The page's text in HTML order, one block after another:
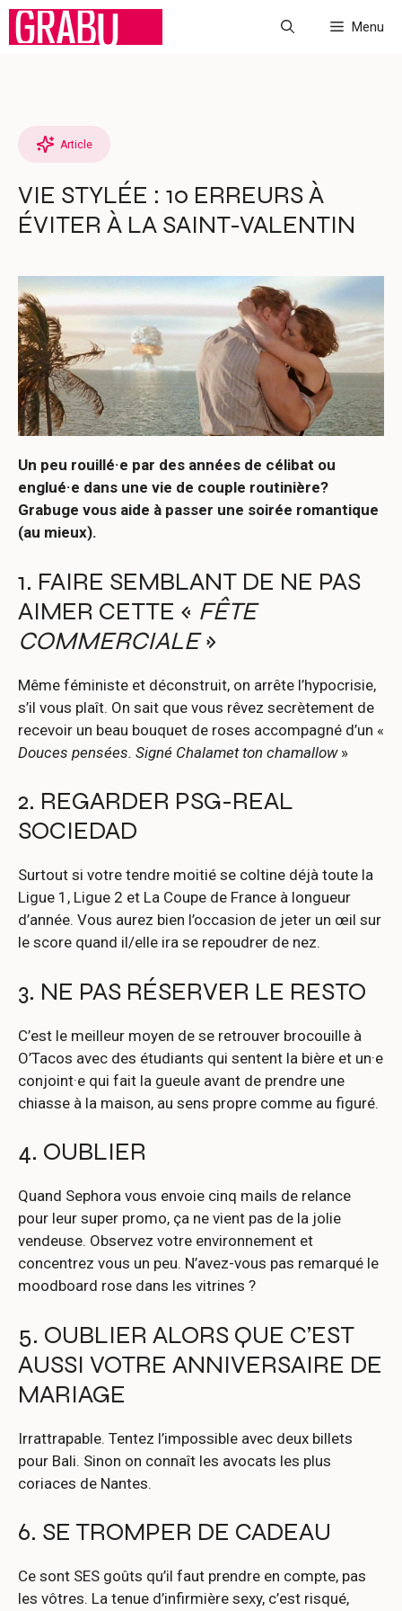
Aller
Menu
Article
VIE STYLÉE : 10 ERREURS À
ÉVITER À LA SAINT-VALENTIN
Un peu rouillé·e par des années de célibat ou
englué·e dans une vie de couple routinière?
Grabuge vous aide à passer une soirée romantique
(au mieux).
1. FAIRE SEMBLANT DE NE PAS
AIMER CETTE « FÊTE
COMMERCIALE»
Même féministe et déconstruit, on arrête l’hypocrisie,
s’il vous plaît. On sait que vous rêvez secrètement de
recevoir un beau bouquet de roses accompagné d’un «
Douces pensées. Signé Chalamet ton chamallow»
2. REGARDER PSG-REAL
SOCIEDAD
Surtout si votre tendre moitié se coltine déjà toute la
Ligue 1, Ligue 2 et La Coupe de France à longueur
d’année. Vous aurez bien l’occasion de jeter un œil sur
le score quand il/elle ira se repoudrer de nez.
3. NE PAS RÉSERVER LE RESTO
C’est le meilleur moyen de se retrouver brocouille à
O’Tacos avec des étudiants qui sentent la bière et un·e
conjoint·e qui fait la gueule avant de prendre une
chiasse à la maison, au sens propre comme au figuré.
4. OUBLIER
Quand Sephora vous envoie cinq mails de relance
pour leur super promo, ça ne vient pas de la jolie
vendeuse. Observez votre environnement et
concentrez vous un peu. N’avez-vous pas remarqué le
moodboard rose dans les vitrines ?
5. OUBLIER ALORS QUE C’EST
AUSSI VOTRE ANNIVERSAIRE DE
MARIAGE
Irrattrapable. Tentez l’impossible avec deux billets
pour Bali. Sinon on connaît les avocats les plus
coriaces de Nantes.
6. SE TROMPER DE CADEAU
Ce sont SES goûts qu’il faut prendre en compte, pas
les vôtres. La tenue d’infirmière sexy, c’est risqué,